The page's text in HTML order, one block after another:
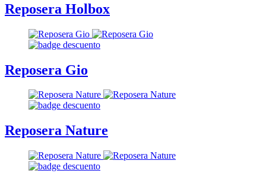
Reposera Holbox
Reposera Gio
Reposera Nature